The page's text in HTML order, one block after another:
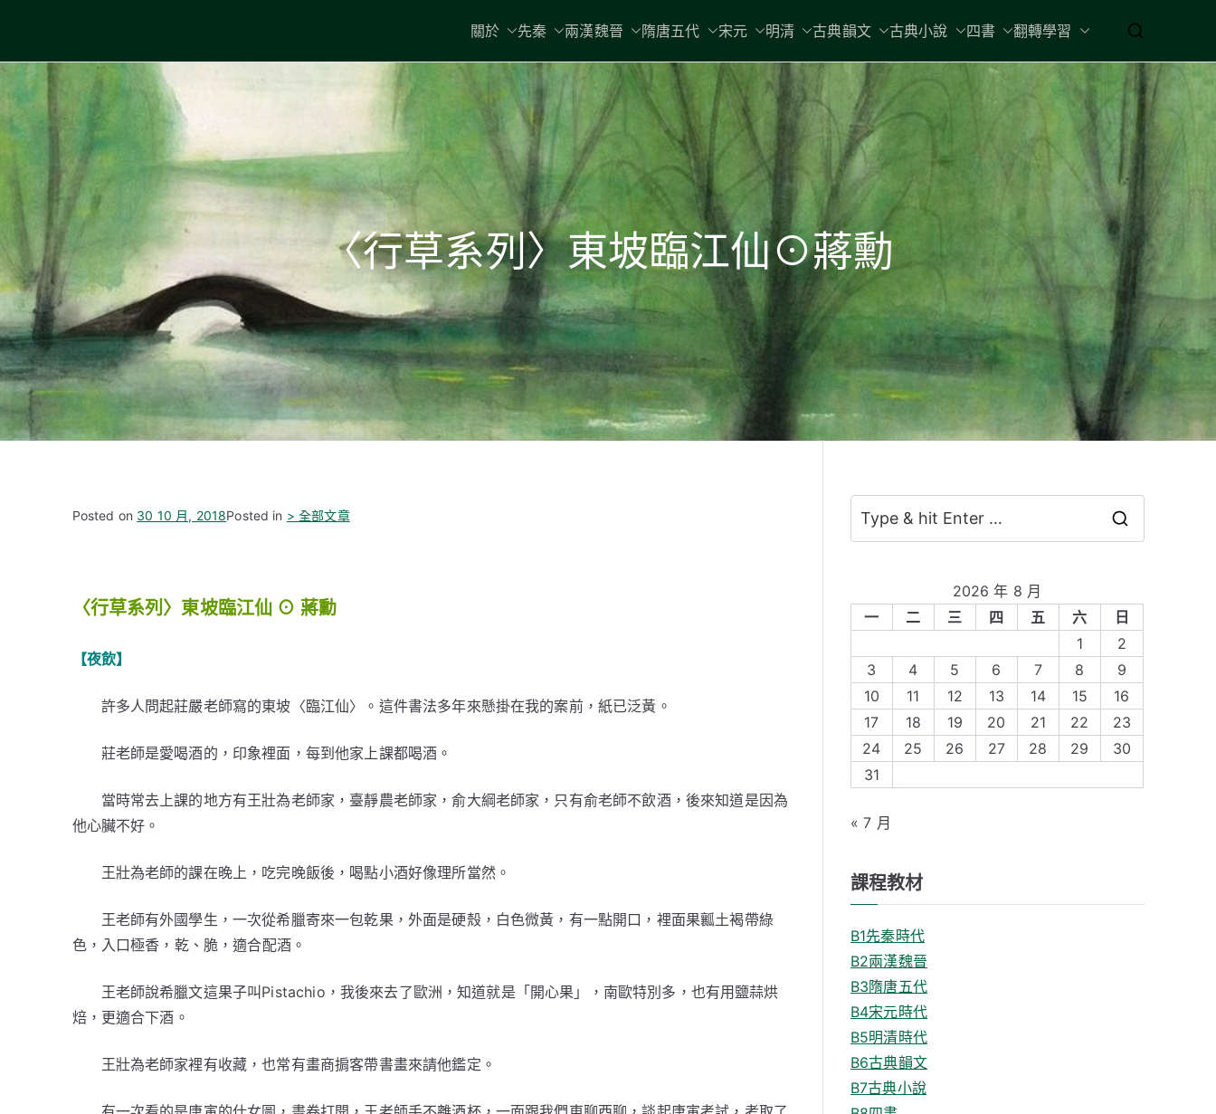
content
中國古典文學
關於 先秦 兩漢魏晉 隋唐五代 宋元 明清 古典韻文 古典小說 四書 翻轉學習
〈行草系列〉東坡臨江仙⊙蔣勳
Posted on 30 10 月, 2018Posted in > 全部文章
〈行草系列〉東坡臨江仙 ⊙ 蔣勳
【夜飲】
許多人問起莊嚴老師寫的東坡〈臨江仙〉。這件書法多年來懸掛在我的案前，紙已泛黃。
莊老師是愛喝酒的，印象裡面，每到他家上課都喝酒。
當時常去上課的地方有王壯為老師家，臺靜農老師家，俞大綱老師家，只有俞老師不飲酒，後來知道是因為
他心臟不好。
王壯為老師的課在晚上，吃完晚飯後，喝點小酒好像理所當然。
王老師有外國學生，一次從希臘寄來一包乾果，外面是硬殼，白色微黃，有一點開口，裡面果瓤土褐帶綠
色，入口極香，乾、脆，適合配酒。
王老師說希臘文這果子叫Pistachio，我後來去了歐洲，知道就是「開心果」，南歐特別多，也有用鹽蒜烘
焙，更適合下酒。
王壯為老師家裡有收藏，也常有畫商掮客帶書畫來請他鑑定。
r
c
h
f
o
r
:
2026 年 8 月
一
二 三 四 五 六
日
1
2
3
4 5 6 7 8
9
10
11 12 13 14 15
16
17
18 19 20 21 22
23
24
25 26 27 28 29
30
31
« 7 月
課程教材
B1先秦時代
B2兩漢魏晉
B3隋唐五代
B4宋元時代
B5明清時代
B6古典韻文
B7古典小說